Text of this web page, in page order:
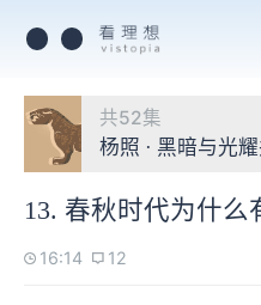
共52集
杨照 · 黑暗与光
13. 春秋时代为什么
16:14 12